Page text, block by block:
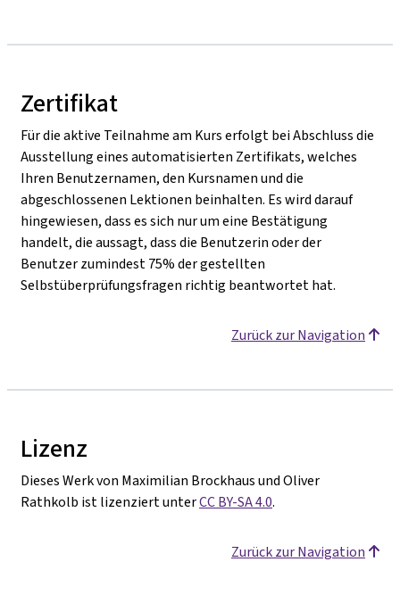
Zertifikat
Für die aktive Teilnahme am Kurs erfolgt bei Abschluss die
Ausstellung eines automatisierten Zertifikats, welches
Ihren Benutzernamen, den Kursnamen und die
abgeschlossenen Lektionen beinhalten. Es wird darauf
hingewiesen, dass es sich nur um eine Bestätigung
handelt, die aussagt, dass die Benutzerin oder der
Benutzer zumindest 75% der gestellten
Selbstüberprüfungsfragen richtig beantwortet hat.
Zurück zur Navigation
Lizenz
Dieses Werk von Maximilian Brockhaus und Oliver
Rathkolb ist lizenziert unterCC BY-SA 4.0.
Zurück zur Navigation